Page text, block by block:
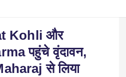
Kohli और
पहुंचे वृंदावन,
से लिया